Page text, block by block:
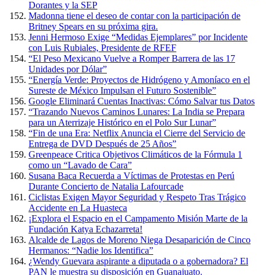
Dorantes y la SEP
Madonna tiene el deseo de contar con la participación de
Britney Spears en su próxima gira.
Jenni Hermoso Exige “Medidas Ejemplares” por Incidente
con Luis Rubiales, Presidente de RFEF
“El Peso Mexicano Vuelve a Romper Barrera de las 17
Unidades por Dólar”
“Energía Verde: Proyectos de Hidrógeno y Amoníaco en el
Sureste de México Impulsan el Futuro Sostenible”
Google Eliminará Cuentas Inactivas: Cómo Salvar tus Datos
“Trazando Nuevos Caminos Lunares: La India se Prepara
para un Aterrizaje Histórico en el Polo Sur Lunar”
“Fin de una Era: Netflix Anuncia el Cierre del Servicio de
Entrega de DVD Después de 25 Años”
Greenpeace Critica Objetivos Climáticos de la Fórmula 1
como un “Lavado de Cara”
Susana Baca Recuerda a Víctimas de Protestas en Perú
Durante Concierto de Natalia Lafourcade
Ciclistas Exigen Mayor Seguridad y Respeto Tras Trágico
Accidente en La Huasteca
¡Explora el Espacio en el Campamento Misión Marte de la
Fundación Katya Echazarreta!
Alcalde de Lagos de Moreno Niega Desaparición de Cinco
Hermanos: “Nadie los Identifica”
¿Wendy Guevara aspirante a diputada o a gobernadora? El
PAN le muestra su disposición en Guanajuato.